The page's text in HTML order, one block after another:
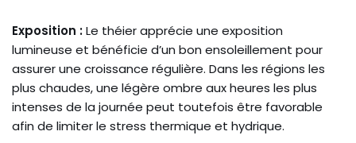
Exposition :Le théier apprécie une exposition
lumineuse et bénéficie d’un bon ensoleillement pour
assurer une croissance régulière. Dans les régions les
plus chaudes, une légère ombre aux heures les plus
intenses de la journée peut toutefois être favorable
afin de limiter le stress thermique et hydrique.